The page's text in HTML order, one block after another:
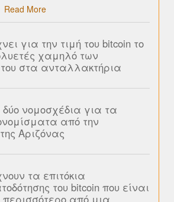
Read More
για την τιμή του bitcoin το
χαμηλό των
στα ανταλλακτήρια
νομοσχέδια για τα
από την
Αριζόνας
τα επιτόκια
του bitcoin που είναι
περισσότερο από μια